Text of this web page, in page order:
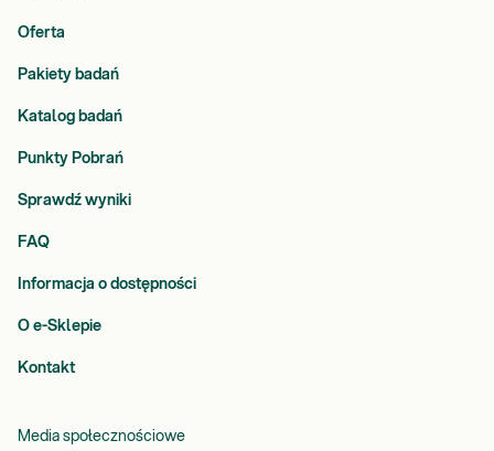
Oferta
Pakiety badań
Katalog badań
Punkty Pobrań
Sprawdź wyniki
FAQ
Informacja o dostępności
O e-Sklepie
Kontakt
Media społecznościowe